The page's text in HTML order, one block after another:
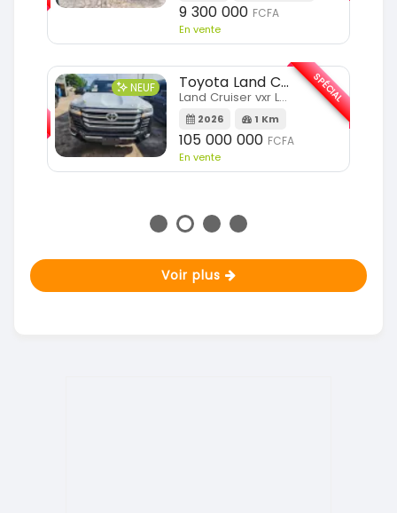
9 300 000 FCFA
En vente
NEUF Toyota Land Cruiser
Land Cruiser vxr LC300
2026 1 Km
105 000 000 FCFA
En vente
SPÉCIAL
Voir plus